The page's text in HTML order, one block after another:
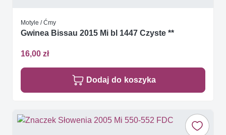
Motyle / Ćmy
Gwinea Bissau 2015 Mi bl 1447 Czyste **
16,00 zł
Dodaj do koszyka